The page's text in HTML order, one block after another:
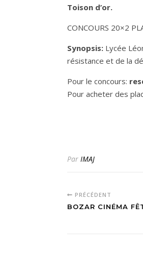
Toison d’or.
CONCOURS 20×2
Synopsis: Lycée
résistance et de la
Pour le concours:
Pour acheter des
Par IMAJ
PRÉCÉDENT
BOZAR CINÉMA